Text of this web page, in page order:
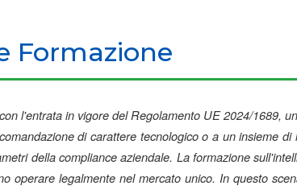
l'entrata in vigore del Regolamento UE 2024/1689,
di carattere tecnologico o a un insieme di
della compliance aziendale. La formazione
operare legalmente nel mercato unico. In questo